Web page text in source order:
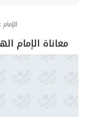
معاناة الإمام